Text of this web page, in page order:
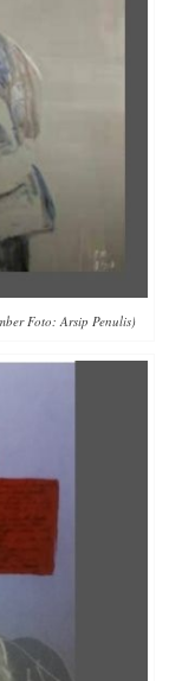
Foto: Arsip Penulis)